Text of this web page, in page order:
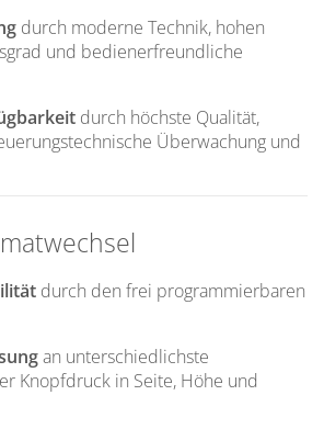
durch moderne Technik, hohen
und bedienerfreundliche
durch höchste Qualität,
Überwachung und
durch den frei programmierbaren
an unterschiedlichste
Knopfdruck in Seite, Höhe und